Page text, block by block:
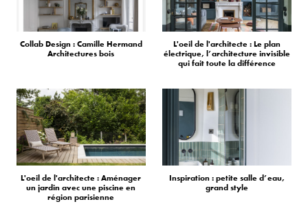
Collab Design : Camille Hermand
Architectures bois
L'oeil de l'architecte : Le plan
électrique, l’architecture invisible
qui fait toute la différence
L'oeil de l'architecte : Aménager
un jardin avec une piscine en
région parisienne
Inspiration : petite salle d’eau,
grand style